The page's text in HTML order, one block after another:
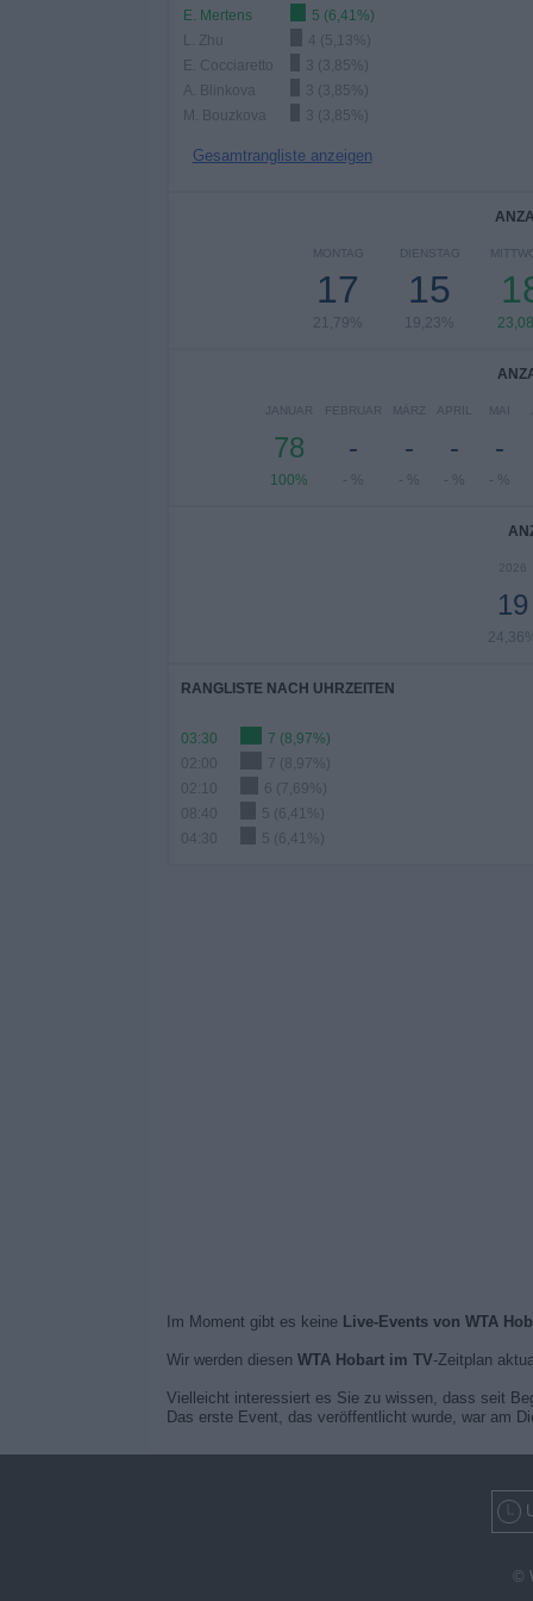
E. Mertens
5 (6,41%)
L. Zhu
4 (5,13%)
E. Cocciaretto
3 (3,85%)
A. Blinkova
3 (3,85%)
M. Bouzkova
3 (3,85%)
Gesamtrangliste anzeigen
MONTAG
17
21,79%
DIENSTAG
15
19,23%
JANUAR
78
100%
FEBRUAR
-
- %
MÄRZ
-
- %
APRIL
-
- %
MAI
-
- %
2026
19
24,36%
RANGLISTE NACH UHRZEITEN
03:30
7 (8,97%)
02:00
7 (8,97%)
02:10
6 (7,69%)
08:40
5 (6,41%)
04:30
5 (6,41%)
Im Moment gibt es keine Live-Events von WTA
Wir werden diesen WTA Hobart im TV-Zeitplan
Vielleicht interessiert es Sie zu wissen, dass seit
Das erste Event, das veröffentlicht wurde, war am
©